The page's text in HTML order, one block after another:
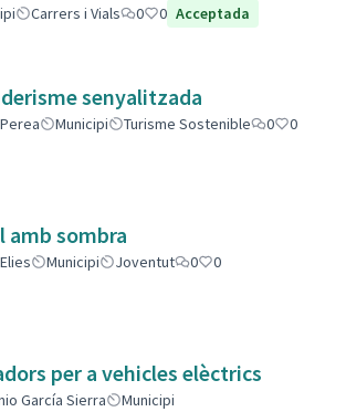
Carrers i Vials 0 0 Acceptada
senyalitzada
Municipi Turisme Sostenible 0
0
amb sombra
Municipi Joventut 0
0
per a vehicles elèctrics
García Sierra
Municipi